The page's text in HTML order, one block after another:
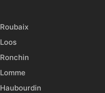
Roubaix
Loos
Ronchin
Lomme
Haubourdin